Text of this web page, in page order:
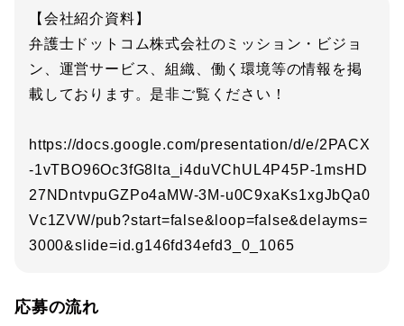
【会社紹介資料】
弁護士ドットコム株式会社のミッション・ビジョ
ン、運営サービス、組織、働く環境等の情報を掲
載しております。是非ご覧ください！
https://docs.google.com/presentation/d/e/2PACX
-1vTBO96Oc3fG8lta_i4duVChUL4P45P-1msHD
27NDntvpuGZPo4aMW-3M-u0C9xaKs1xgJbQa0
Vc1ZVW/pub?start=false&loop=false&delayms=
3000&slide=id.g146fd34efd3_0_1065
応募の流れ